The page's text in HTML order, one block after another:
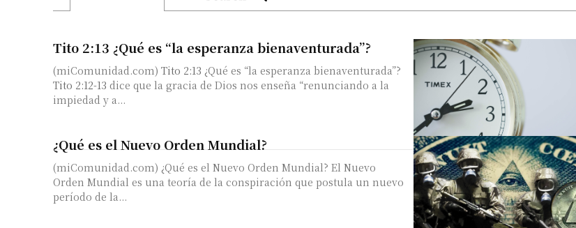
Tito 2:13 ¿Qué es “la esperanza bienaventurada”?
(miComunidad.com) Tito 2:13 ¿Qué es “la esperanza bienaventurada”?
Tito 2:12-13 dice que la gracia de Dios nos enseña “renunciando a la
impiedad y a...
¿Qué es el Nuevo Orden Mundial?
(miComunidad.com) ¿Qué es el Nuevo Orden Mundial? El Nuevo
Orden Mundial es una teoría de la conspiración que postula un nuevo
período de la...